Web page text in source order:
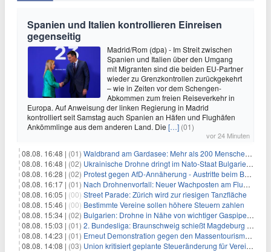
Spanien und Italien kontrollieren Einreisen
gegenseitig
Madrid/Rom (dpa) - Im Streit zwischen
Spanien und Italien über den Umgang
mit Migranten sind die beiden EU-Partner
wieder zu Grenzkontrollen zurückgekehrt
– wie in Zeiten vor dem Schengen-
Abkommen zum freien Reiseverkehr in
Europa. Auf Anweisung der linken Regierung in Madrid
kontrolliert seit Samstag auch Spanien an Häfen und Flughäfen
Ankömmlinge aus dem anderen Land. Die […] (01)
vor 24 Minuten
08.08. 16:48 | (01) Waldbrand am Gardasee: Mehr als 200 Menschen evakuiert
08.08. 16:48 | (02) Ukrainische Drohne dringt im Nato-Staat Bulgarien ein
08.08. 16:28 | (02) Protest gegen AfD-Annäherung - Austritte beim BSW Sachsen-Anhalt
08.08. 16:17 | (01) Nach Drohnenvorfall: Neuer Wachposten am Flughafen
08.08. 16:05 | (00) Street Parade: Zürich wird zur riesigen Tanzfläche
08.08. 15:46 | (00) Bestimmte Vereine sollen höhere Steuern zahlen
08.08. 15:34 | (02) Bulgarien: Drohne in Nähe von wichtiger Gaspipeline explodiert
08.08. 15:03 | (01) 2. Bundesliga: Braunschweig schießt Magdeburg ab
08.08. 14:23 | (01) Erneut Demonstration gegen den Massentourismus auf Mallorca
08.08. 14:08 | (03) Union kritisiert geplante Steueränderung für Vereine